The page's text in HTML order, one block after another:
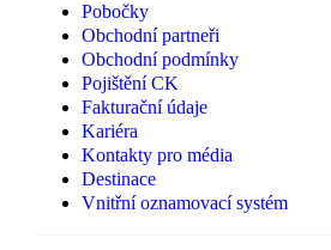
Pobočky
Obchodní partneři
Obchodní podmínky
Pojištění CK
Fakturační údaje
Kariéra
Kontakty pro média
Destinace
Vnitřní oznamovací systém